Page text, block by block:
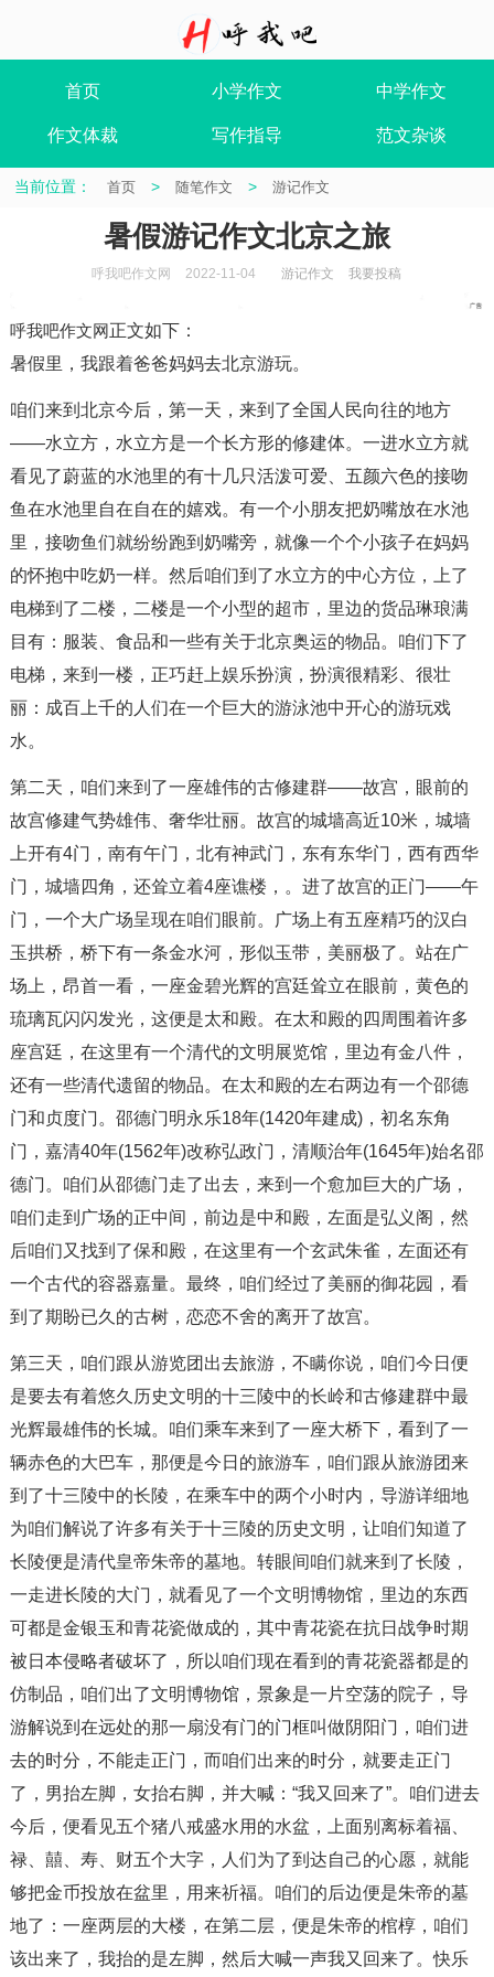
首页 小学作文 中学作文
作文体裁 写作指导 范文杂谈
当前位置： 首页 > 随笔作文 > 游记作文
暑假游记作文北京之旅
呼我吧作文网 2022-11-04 游记作文 我要投稿
呼我吧作文网正文如下：
暑假里，我跟着爸爸妈妈去北京游玩。
咱们来到北京今后，第一天，来到了全国人民向往的地方
——水立方，水立方是一个长方形的修建体。一进水立方就
看见了蔚蓝的水池里的有十几只活泼可爱、五颜六色的接吻
鱼在水池里自在自在的嬉戏。有一个小朋友把奶嘴放在水池
里，接吻鱼们就纷纷跑到奶嘴旁，就像一个个小孩子在妈妈
的怀抱中吃奶一样。然后咱们到了水立方的中心方位，上了
电梯到了二楼，二楼是一个小型的超市，里边的货品琳琅满
目有：服装、食品和一些有关于北京奥运的物品。咱们下了
电梯，来到一楼，正巧赶上娱乐扮演，扮演很精彩、很壮
丽：成百上千的人们在一个巨大的游泳池中开心的游玩戏
水。
第二天，咱们来到了一座雄伟的古修建群——故宫，眼前的
故宫修建气势雄伟、奢华壮丽。故宫的城墙高近10米，城墙
上开有4门，南有午门，北有神武门，东有东华门，西有西华
门，城墙四角，还耸立着4座谯楼，。进了故宫的正门——午
门，一个大广场呈现在咱们眼前。广场上有五座精巧的汉白
玉拱桥，桥下有一条金水河，形似玉带，美丽极了。站在广
场上，昂首一看，一座金碧光辉的宫廷耸立在眼前，黄色的
琉璃瓦闪闪发光，这便是太和殿。在太和殿的四周围着许多
座宫廷，在这里有一个清代的文明展览馆，里边有金八件，
还有一些清代遗留的物品。在太和殿的左右两边有一个邵德
门和贞度门。邵德门明永乐18年(1420年建成)，初名东角
门，嘉清40年(1562年)改称弘政门，清顺治年(1645年)始名邵
德门。咱们从邵德门走了出去，来到一个愈加巨大的广场，
咱们走到广场的正中间，前边是中和殿，左面是弘义阁，然
后咱们又找到了保和殿，在这里有一个玄武朱雀，左面还有
一个古代的容器嘉量。最终，咱们经过了美丽的御花园，看
到了期盼已久的古树，恋恋不舍的离开了故宫。
第三天，咱们跟从游览团出去旅游，不瞒你说，咱们今日便
是要去有着悠久历史文明的十三陵中的长岭和古修建群中最
光辉最雄伟的长城。咱们乘车来到了一座大桥下，看到了一
辆赤色的大巴车，那便是今日的旅游车，咱们跟从旅游团来
到了十三陵中的长陵，在乘车中的两个小时内，导游详细地
为咱们解说了许多有关于十三陵的历史文明，让咱们知道了
长陵便是清代皇帝朱帝的墓地。转眼间咱们就来到了长陵，
一走进长陵的大门，就看见了一个文明博物馆，里边的东西
可都是金银玉和青花瓷做成的，其中青花瓷在抗日战争时期
被日本侵略者破坏了，所以咱们现在看到的青花瓷器都是的
仿制品，咱们出了文明博物馆，景象是一片空荡的院子，导
游解说到在远处的那一扇没有门的门框叫做阴阳门，咱们进
去的时分，不能走正门，而咱们出来的时分，就要走正门
了，男抬左脚，女抬右脚，并大喊：“我又回来了”。咱们进去
今后，便看见五个猪八戒盛水用的水盆，上面别离标着福、
禄、囍、寿、财五个大字，人们为了到达自己的心愿，就能
够把金币投放在盆里，用来祈福。咱们的后边便是朱帝的墓
地了：一座两层的大楼，在第二层，便是朱帝的棺椁，咱们
该出来了，我抬的是左脚，然后大喊一声我又回来了。快乐